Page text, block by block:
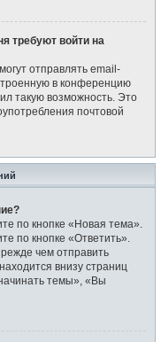
требуют войти на
отправлять email-
в конференцию
такую возможность. Это
почтовой
по кнопке «Новая тема».
по кнопке «Ответить».
чем отправить
внизу страниц
темы», «Вы